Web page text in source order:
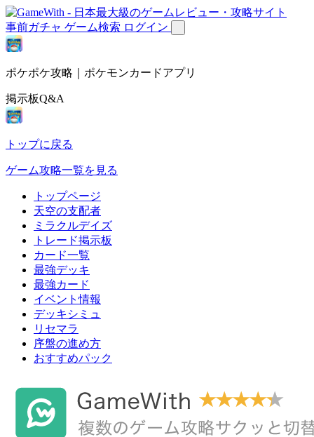
事前ガチャ ゲーム検索 ログイン
ポケポケ攻略｜ポケモンカードアプリ
掲示板Q&A
トップに戻る
ゲーム攻略一覧を見る
トップページ
天空の支配者
ミラクルデイズ
トレード掲示板
カード一覧
最強デッキ
最強カード
イベント情報
デッキシミュ
リセマラ
序盤の進め方
おすすめパック